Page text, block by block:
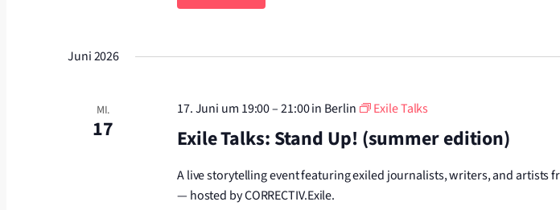
Juni 2026
MI.
17
17. Juni um 19:00–21:00in Berlin Exile Talks
Exile Talks: Stand Up! (summer edition)
A live storytelling event featuring exiled journalists, writers, and artists
— hosted by CORRECTIV.Exile.